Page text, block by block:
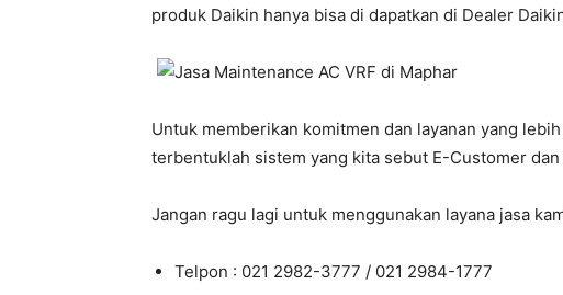
produk Daikin hanya bisa di dapatkan di Dealer
Untuk memberikan komitmen dan layanan yang
terbentuklah sistem yang kita sebut E-Customer
Jangan ragu lagi untuk menggunakan layana jasa
Telpon : 021 2982-3777 / 021 2984-1777